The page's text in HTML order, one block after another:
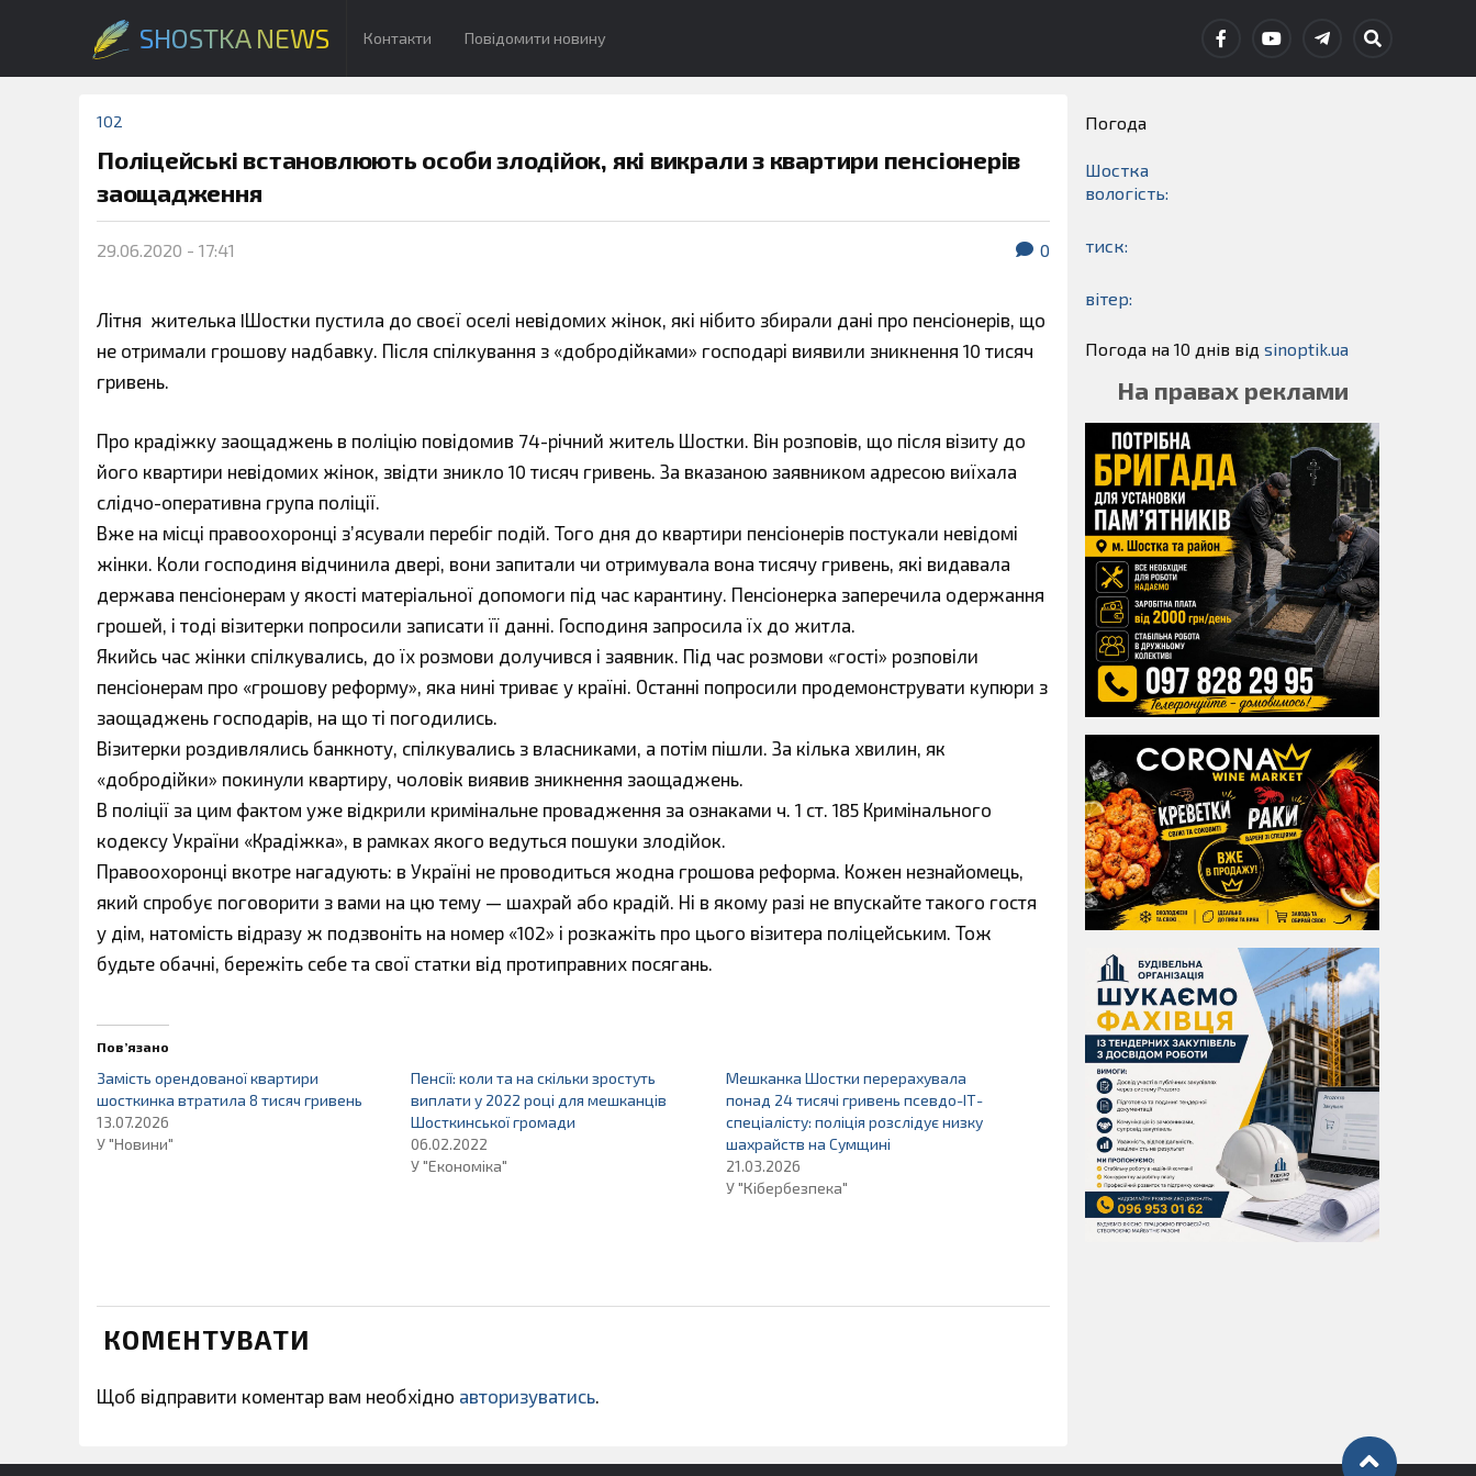
SHOSTKA NEWS Контакти Повідомити новину
102
Поліцейські встановлюють особи злодійок, які викрали з квартири пенсіонерів
заощадження
29.06.2020 - 17:41 0
Літня жителька IШостки пустила до своєї оселі невідомих жінок, які нібито збирали дані про пенсіонерів, що
не отримали грошову надбавку. Після спілкування з «добродійками» господарі виявили зникнення 10 тисяч
гривень.
Про крадіжку заощаджень в поліцію повідомив 74-річний житель Шостки. Він розповів, що після візиту до
його квартири невідомих жінок, звідти зникло 10 тисяч гривень. За вказаною заявником адресою виїхала
слідчо-оперативна група поліції.
Вже на місці правоохоронці з’ясували перебіг подій. Того дня до квартири пенсіонерів постукали невідомі
жінки. Коли господиня відчинила двері, вони запитали чи отримувала вона тисячу гривень, які видавала
держава пенсіонерам у якості матеріальної допомоги під час карантину. Пенсіонерка заперечила одержання
грошей, і тоді візитерки попросили записати її данні. Господиня запросила їх до житла.
Якийсь час жінки спілкувались, до їх розмови долучився і заявник. Під час розмови «гості» розповіли
пенсіонерам про «грошову реформу», яка нині триває у країні. Останні попросили продемонструвати купюри з
заощаджень господарів, на що ті погодились.
Візитерки роздивлялись банкноту, спілкувались з власниками, а потім пішли. За кілька хвилин, як
«добродійки» покинули квартиру, чоловік виявив зникнення заощаджень.
В поліції за цим фактом уже відкрили кримінальне провадження за ознаками ч. 1 ст. 185 Кримінального
кодексу України «Крадіжка», в рамках якого ведуться пошуки злодійок.
Правоохоронці вкотре нагадують: в Україні не проводиться жодна грошова реформа. Кожен незнайомець,
який спробує поговорити з вами на цю тему — шахрай або крадій. Ні в якому разі не впускайте такого гостя
у дім, натомість відразу ж подзвоніть на номер «102» і розкажіть про цього візитера поліцейським. Тож
будьте обачні, бережіть себе та свої статки від протиправних посягань.
Пов’язано
Замість орендованої квартири
шосткинка втратила 8 тисяч гривень
13.07.2026
У "Новини"
Пенсії: коли та на скільки зростуть
виплати у 2022 році для мешканців
Шосткинської громади
06.02.2022
У "Економіка"
Мешканка Шостки перерахувала
понад 24 тисячі гривень псевдо-ІТ-
спеціалісту: поліція розслідує низку
шахрайств на Сумщині
21.03.2026
У "Кібербезпека"
КОМЕНТУВАТИ
Щоб відправити коментар вам необхідно авторизуватись.
Погода
Шостка
вологість:
тиск:
вітер:
Погода на 10 днів від sinoptik.ua
На правах реклами